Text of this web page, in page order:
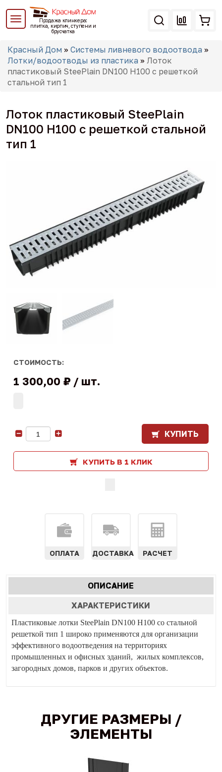
Перейти
основному
Продажа клинкера:
плитка, кирпич, ступени и
брусчатка
Вы
здесь
Красный Дом » Системы ливневого водоотвода »
Лотки/водоотводы из пластика » Лоток
пластиковый SteePlain DN100 H100 с решеткой
стальной тип 1
Лоток пластиковый SteePlain
DN100 H100 с решеткой стальной
тип 1
СТОИМОСТЬ:
1 300,00 ₽ шт.
КУПИТЬ
КУПИТЬ В 1 КЛИК
ОПЛАТА ДОСТАВКА РАСЧЕТ
Характеристики
табы
ОПИСАНИЕ
ВКЛАДКА)
ХАРАКТЕРИСТИКИ
Пластиковые лотки SteePlain DN100 H100 со стальной
решеткой тип 1 широко применяются для организации
эффективного водоотведения на территориях
промышленных и офисных зданий, жилых комплексов,
загородных домов, парков и других объектов.
ДРУГИЕ РАЗМЕРЫ /
ЭЛЕМЕНТЫ